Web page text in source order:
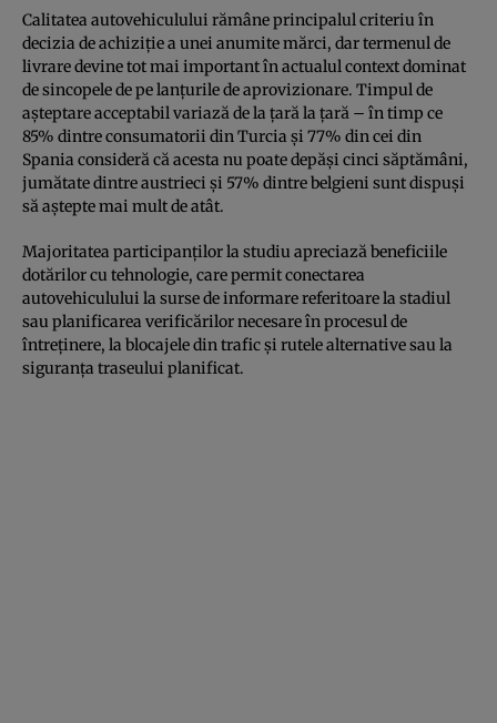
Calitatea autovehiculului rămâne principalul criteriu în
decizia de achiziție a unei anumite mărci, dar termenul de
livrare devine tot mai important în actualul context dominat
de sincopele de pe lanțurile de aprovizionare. Timpul de
așteptare acceptabil variază de la țară la țară – în timp ce
85% dintre consumatorii din Turcia și 77% din cei din
Spania consideră că acesta nu poate depăși cinci săptămâni,
jumătate dintre austrieci și 57% dintre belgieni sunt dispuși
să aștepte mai mult de atât.
Majoritatea participanților la studiu apreciază beneficiile
dotărilor cu tehnologie, care permit conectarea
autovehiculului la surse de informare referitoare la stadiul
sau planificarea verificărilor necesare în procesul de
întreținere, la blocajele din trafic și rutele alternative sau la
siguranța traseului planificat.